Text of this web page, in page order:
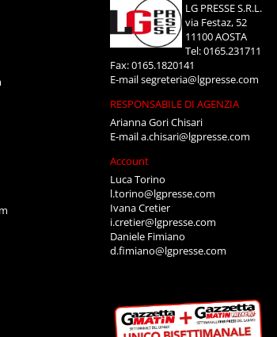
LG PRESSE S.R.L.
via Festaz, 52
11100 AOSTA
Tel: 0165.231711
Fax: 0165.1820141
E-mailsegreteria@lgpresse.com
RESPONSABILE DI AGENZIA
Arianna Gori Chisari
E-maila.chisari@lgpresse.com
Account
Luca Torino
l.torino@lgpresse.com
Ivana Cretier
i.cretier@lgpresse.com
Daniele Fimiano
d.fimiano@lgpresse.com